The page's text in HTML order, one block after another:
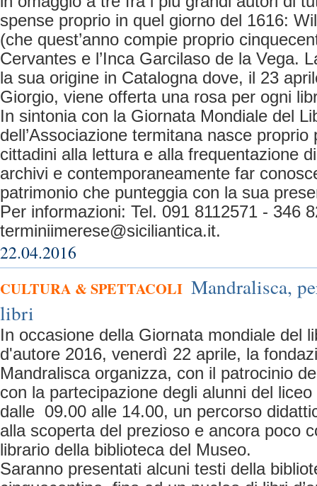
spense proprio in quel giorno del 1616:
(che quest’anno compie proprio
Cervantes e l’Inca Garcilaso de la Vega.
la sua origine in Catalogna dove, il 23
Giorgio, viene offerta una rosa per ogni
In sintonia con la Giornata Mondiale del
dell’Associazione termitana nasce proprio
cittadini alla lettura e alla frequentazione
archivi e contemporaneamente far
patrimonio che punteggia con la sua
Per informazioni: Tel. 091 8112571 - 346
terminiimerese@siciliantica.it.
22.04.2016
CULTURA & SPETTACOLI Mandralisca,
libri
In occasione della Giornata mondiale del
d'autore 2016, venerdì 22 aprile, la
Mandralisca organizza, con il patrocinio
con la partecipazione degli alunni del
dalle 09.00 alle 14.00, un percorso
alla scoperta del prezioso e ancora poco
librario della biblioteca del Museo.
Saranno presentati alcuni testi della